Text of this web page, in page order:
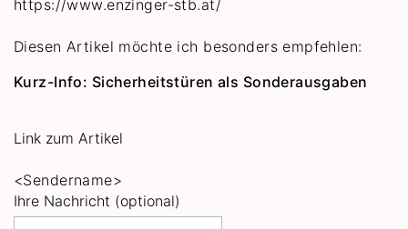
https://www.enzinger-stb.at/
Diesen Artikel möchte ich besonders empfehlen:
Kurz-Info: Sicherheitstüren als Sonderausgaben
Link zum Artikel
<Sendername>
Ihre Nachricht (optional)